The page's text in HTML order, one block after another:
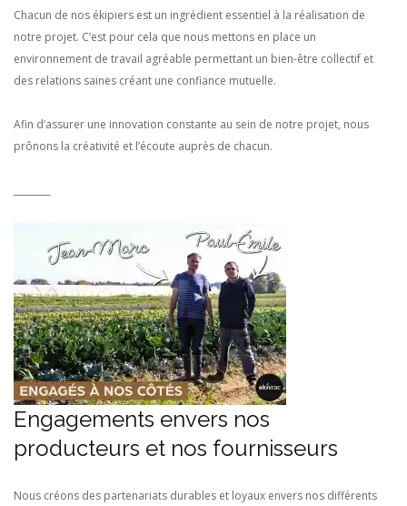
Chacun de nos ékipiers est un ingrédient essentiel à la réalisation de
notre projet. C’est pour cela que nous mettons en place un
environnement de travail agréable permettant un bien-être collectif et
des relations saines créant une confiance mutuelle.
Afin d’assurer une innovation constante au sein de notre projet, nous
prônons la créativité et l’écoute auprès de chacun.
Engagements envers nos
producteurs et nos fournisseurs
Nous créons des partenariats durables et loyaux envers nos différents